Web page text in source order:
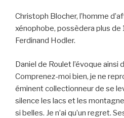
Christoph Blocher, l’homme
xénophobe, possèdera plus de
Ferdinand Hodler.
Daniel de Roulet l’évoque ainsi
Comprenez-moi bien, je ne
éminent collectionneur de se
silence les lacs et les
si belles. Je n’ai qu’un regret.